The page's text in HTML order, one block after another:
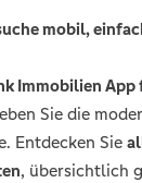
mobil,
Immobilien App
Sie die
Entdecken Sie
, übersichtlich